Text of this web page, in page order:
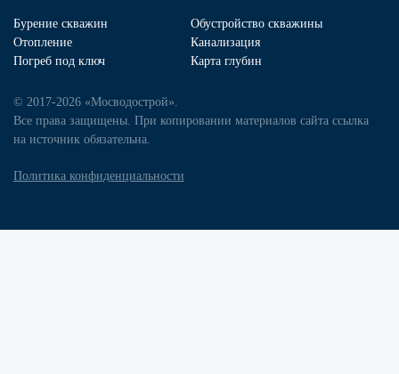
Бурение скважин
Обустройство скважины
Отопление
Канализация
Погреб под ключ
Карта глубин
© 2017-2026 «Мосводострой».
Все права защищены. При копировании материалов сайта ссылка
на источник обязательна.
Политика конфиденциальности